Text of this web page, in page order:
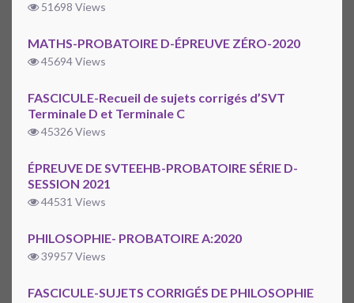
51698 Views
MATHS-PROBATOIRE D-ÉPREUVE ZÉRO-2020
45694 Views
FASCICULE-Recueil de sujets corrigés d’SVT
Terminale D et Terminale C
45326 Views
ÉPREUVE DE SVTEEHB-PROBATOIRE SÉRIE D-
SESSION 2021
44531 Views
PHILOSOPHIE- PROBATOIRE A:2020
39957 Views
FASCICULE-SUJETS CORRIGÉS DE PHILOSOPHIE